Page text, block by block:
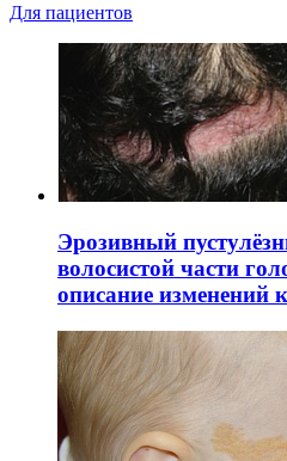
Для пациентов
Эрозивный
волосистой части
описание изменений